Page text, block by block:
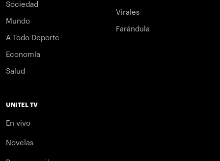
Sociedad
Mundo
A Todo Deporte
Economía
Salud
Virales
Farándula
UNITEL TV
En vivo
Novelas